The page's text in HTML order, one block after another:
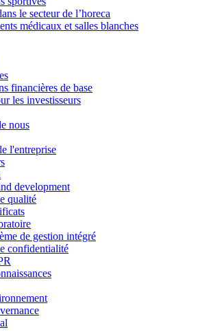
le secteur de l’horeca
médicaux et salles blanches
financières de base
les investisseurs
nous
l'entreprise
development
qualité
de gestion intégré
confidentialité